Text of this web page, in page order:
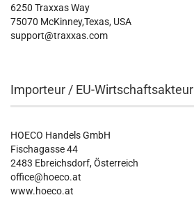
6250 Traxxas Way
75070 McKinney,Texas, USA
support@traxxas.com
Importeur / EU-Wirtschaftsakteur
HOECO Handels GmbH
Fischagasse 44
2483 Ebreichsdorf, Österreich
office@hoeco.at
www.hoeco.at